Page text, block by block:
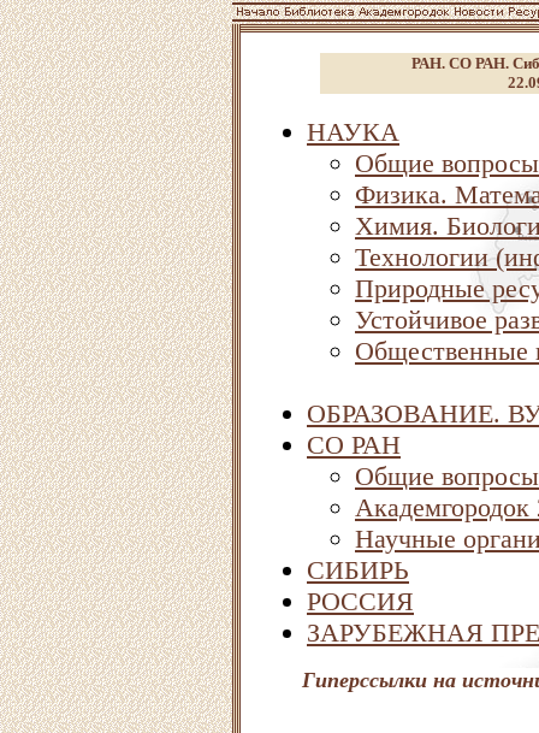
РАН. СО РАН.
НАУКА
Общие вопросы
Физика.
Химия.
Технологии
Природные
Устойчивое
Общественные
ОБРАЗОВАНИЕ.
СО РАН
Общие вопросы
Научные
СИБИРЬ
РОССИЯ
ЗАРУБЕЖНАЯ
Гиперссылки на